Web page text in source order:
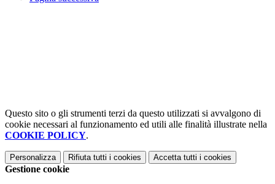
Questo sito o gli strumenti terzi da questo utilizzati si avvalgono di
cookie necessari al funzionamento ed utili alle finalità illustrate nella
COOKIE POLICY.
Personalizza Rifiuta tutti i cookies Accetta tutti i cookies
Gestione cookie